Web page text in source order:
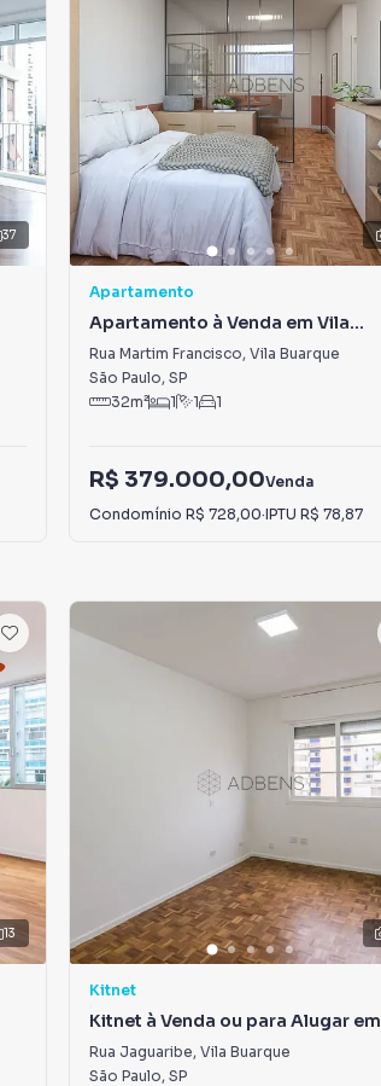
37
Apartamento
Apartamento à Venda em Vila
Buarque
Rua Martim Francisco, Vila Buarque
São Paulo, SP
32m² 1 1 1
R$ 379.000,00Venda
Condomínio R$ 728,00·IPTU R$ 78,87
13
Kitnet
Kitnet à Venda ou para Alugar em
Vila Buarque
Rua Jaguaribe, Vila Buarque
São Paulo, SP